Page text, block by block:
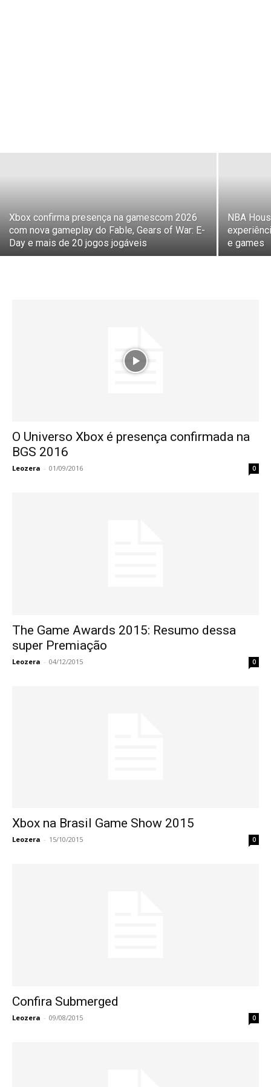
Xbox confirma presença na gamescom 2026
com nova gameplay do Fable, Gears of War: E-
Day e mais de 20 jogos jogáveis
NBA
e games
O Universo Xbox é presença confirmada na
BGS 2016
Leozera - 01/09/2016 0
The Game Awards 2015: Resumo dessa
super Premiação
Leozera - 04/12/2015 0
Xbox na Brasil Game Show 2015
Leozera - 15/10/2015 0
Confira Submerged
Leozera - 09/08/2015 0